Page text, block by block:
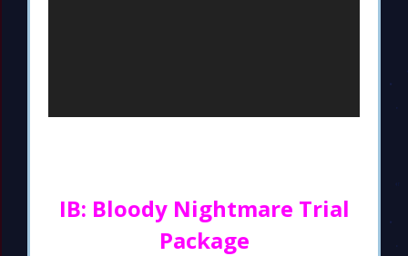
IB: Bloody Nightmare Trial
Package